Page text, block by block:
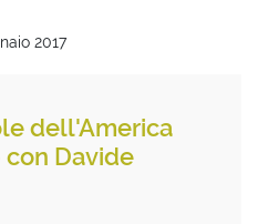
2017
dell'America
Davide